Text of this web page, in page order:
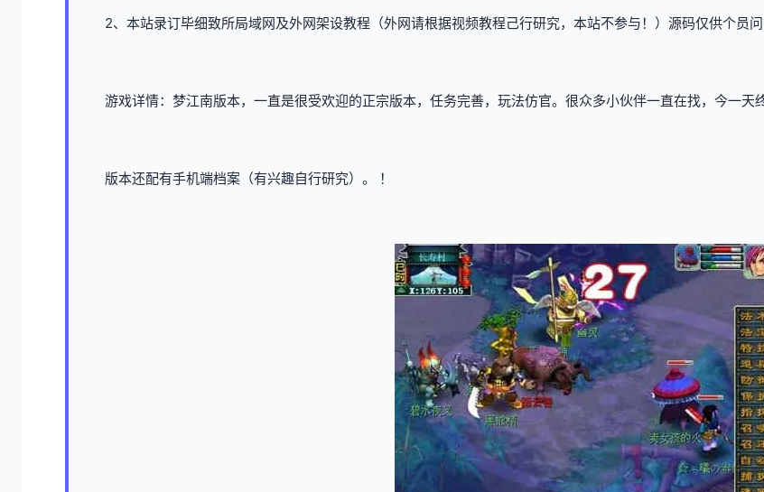
2、本站录订毕细致所局域网及外网架设教程（外网请根据视频教程己行研究，本站不参与！）源码仅供个员问
游戏详情：梦江南版本，一直是很受欢迎的正宗版本，任务完善，玩法仿官。很众多小伙伴一直在找，今一天
版本还配有手机端档案（有兴趣自行研究）。 ！